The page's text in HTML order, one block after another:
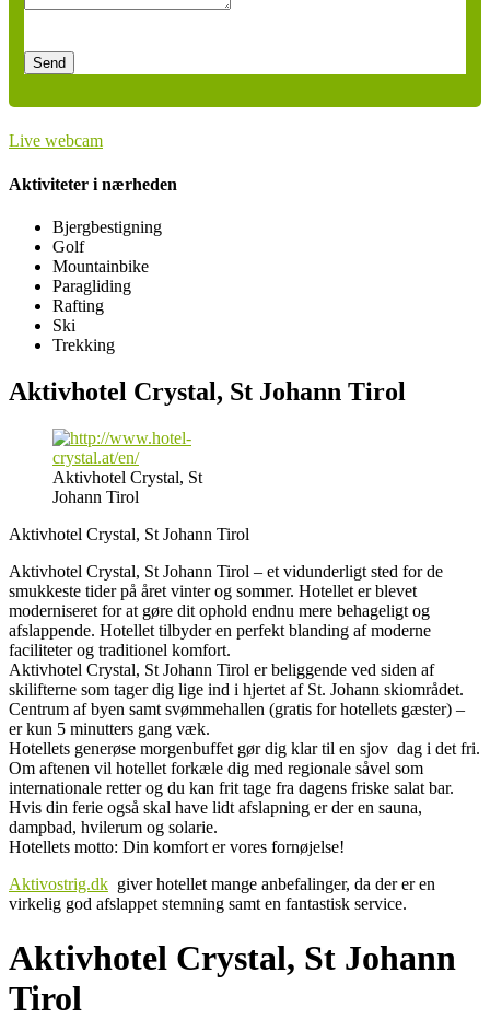
leave
Live webcam
Aktiviteter i nærheden
Bjergbestigning
Golf
Mountainbike
Paragliding
Rafting
Ski
Trekking
Aktivhotel Crystal, St Johann Tirol
Aktivhotel Crystal, St
Johann Tirol
Aktivhotel Crystal, St Johann Tirol
Aktivhotel Crystal, St Johann Tirol – et vidunderligt sted for de
smukkeste tider på året vinter og sommer. Hotellet er blevet
moderniseret for at gøre dit ophold endnu mere behageligt og
afslappende. Hotellet tilbyder en perfekt blanding af moderne
faciliteter og traditionel komfort.
Aktivhotel Crystal, St Johann Tirol er beliggende ved siden af ​​
skilifterne som tager dig lige ind i hjertet af St. Johann skiområdet.
Centrum af byen samt svømmehallen (gratis for hotellets gæster) –
er kun 5 minutters gang væk.
Hotellets generøse morgenbuffet gør dig klar til en sjov dag i det fri.
Om aftenen vil hotellet forkæle dig med regionale såvel som
internationale retter og du kan frit tage fra dagens friske salat bar.
Hvis din ferie også skal have lidt afslapning er der en sauna,
dampbad, hvilerum og solarie.
Hotellets motto: Din komfort er vores fornøjelse!
Aktivostrig.dk giver hotellet mange anbefalinger, da der er en
virkelig god afslappet stemning samt en fantastisk service.
Aktivhotel Crystal, St Johann
Tirol